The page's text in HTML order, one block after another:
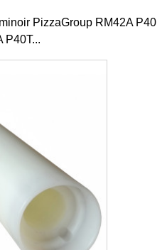
PizzaGroup RM42A P40
P40T...